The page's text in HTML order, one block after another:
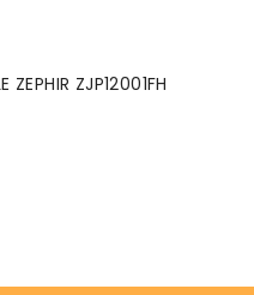
ZEPHIR ZJP12001FH